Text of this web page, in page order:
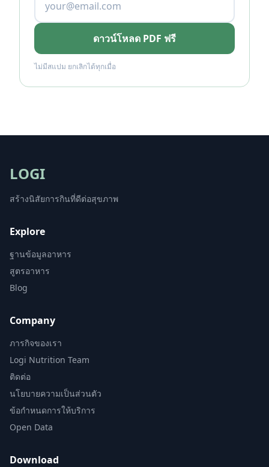
ดาวน์โหลด PDF ฟรี
ไม่มีสแปม ยกเลิกได้ทุกเมื่อ
LOGI
สร้างนิสัยการกินที่ดีต่อสุขภาพ
Explore
ฐานข้อมูลอาหาร
สูตรอาหาร
Blog
Company
ภารกิจของเรา
Logi Nutrition Team
ติดต่อ
นโยบายความเป็นส่วนตัว
ข้อกำหนดการให้บริการ
Open Data
Download